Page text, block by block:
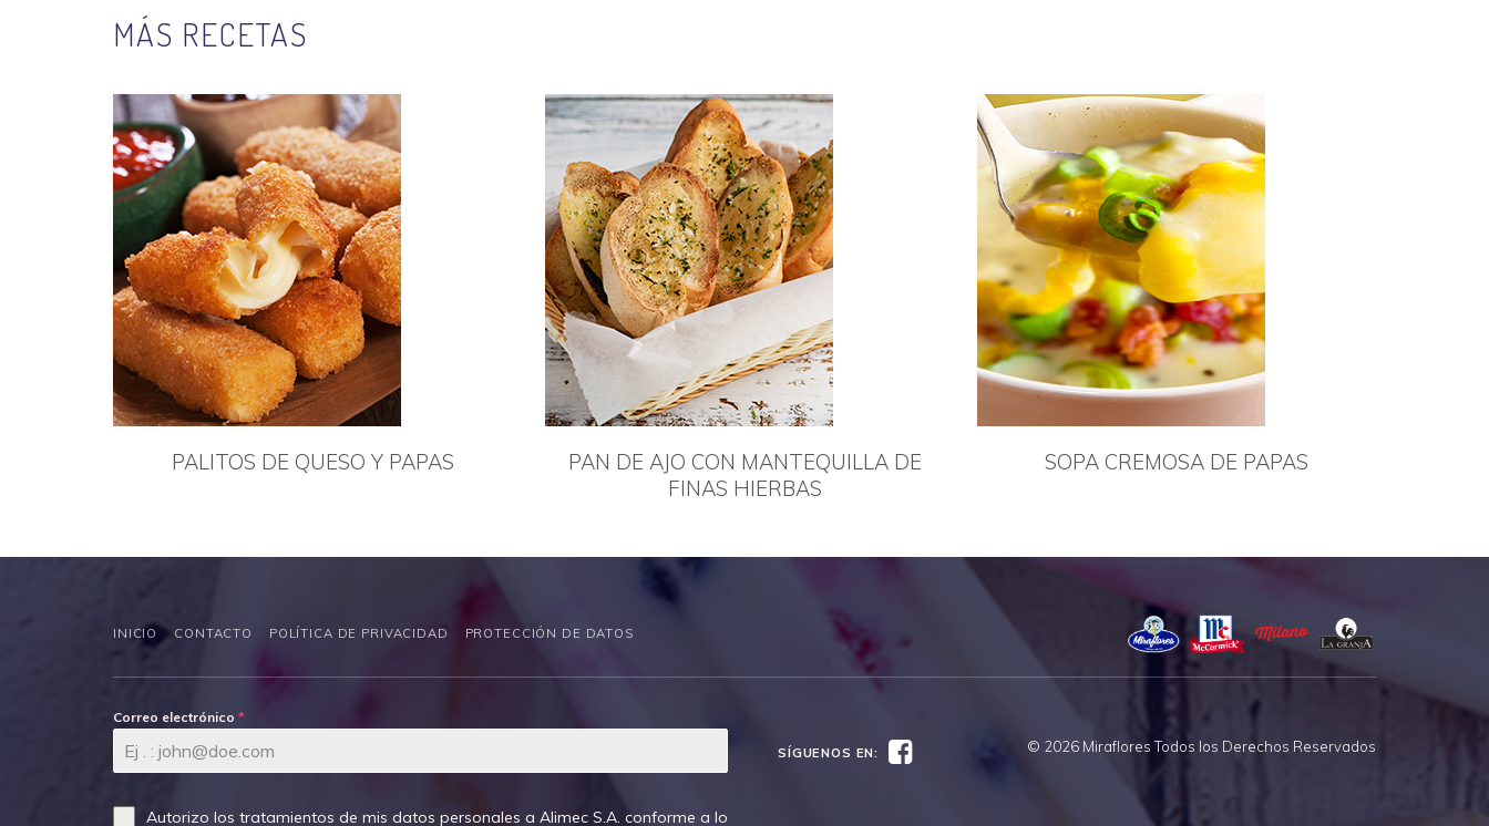
MÁS RECETAS
PALITOS DE QUESO Y PAPAS
PAN DE AJO CON MANTEQUILLA DE
FINAS HIERBAS
SOPA CREMOSA DE PAPAS
INICIO CONTACTO POLÍTICA DE PRIVACIDAD PROTECCIÓN DE DATOS
Correo electrónico *
Autorizo los tratamientos de mis datos personales a Alimec S.A. conforme a lo
SÍGUENOS EN: Facebook © 2026 Miraflores Todos los Derechos Reservados